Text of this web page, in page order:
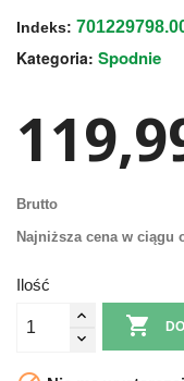
Indeks:
Kategoria: Spodnie
Brutto
Najniższa cena w ciągu
Ilość
